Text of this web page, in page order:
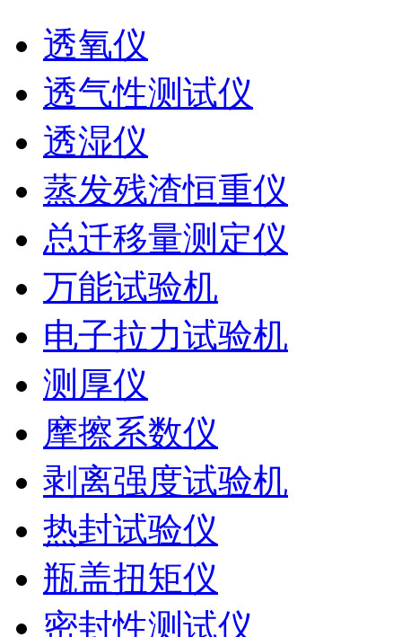
透氧仪
透气性测试仪
透湿仪
蒸发残渣恒重仪
总迁移量测定仪
万能试验机
电子拉力试验机
测厚仪
摩擦系数仪
剥离强度试验机
热封试验仪
瓶盖扭矩仪
密封性测试仪